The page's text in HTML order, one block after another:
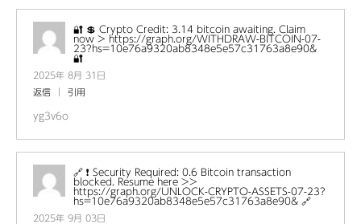
🔐 💲 Crypto Credit: 3.14 bitcoin awaiting. Claim
now > https://graph.org/WITHDRAW-BITCOIN-07-
23?hs=10e76a9320ab8348e5e57c31763a8e90&
🔐
2025年 8月 31日
返信
引用
yg3v6o
🔗 ❗ Security Required: 0.6 Bitcoin transaction
blocked. Resume here >>
https://graph.org/UNLOCK-CRYPTO-ASSETS-07-23?
hs=10e76a9320ab8348e5e57c31763a8e90& 🔗
2025年 9月 03日